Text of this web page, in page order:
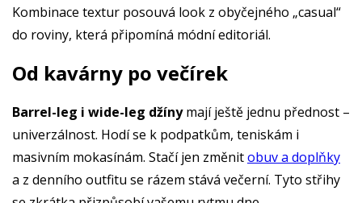
Kombinace textur posouvá look z obyčejného „casual“
do roviny, která připomíná módní editoriál.
Od kavárny po večírek
Barrel-leg i wide-leg džínymají ještě jednu přednost –
univerzálnost. Hodí se k podpatkům, teniskám i
masivním mokasínám. Stačí jen změnitobuv a doplňky
a z denního outfitu se rázem stává večerní. Tyto střihy